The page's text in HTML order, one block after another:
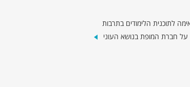
לתוכנית הלימודים בתרבות
על חברת המופת בנושא העוני